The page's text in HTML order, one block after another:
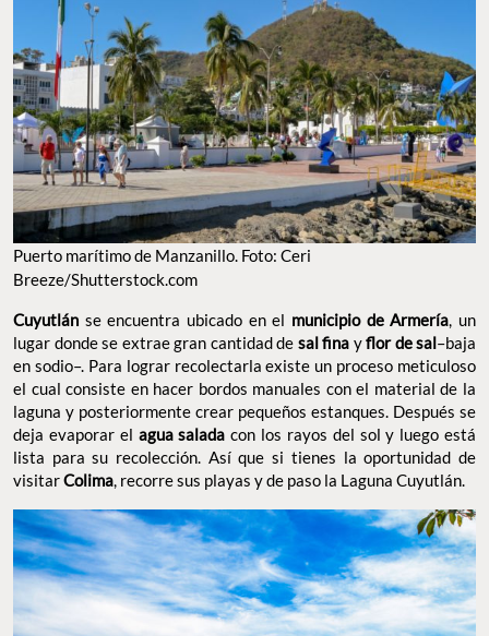
Puerto marítimo de Manzanillo. Foto: Ceri
Breeze/Shutterstock.com
Cuyutlán se encuentra ubicado en el municipio de Armería, un
lugar donde se extrae gran cantidad de sal fina yflor de sal–baja
en sodio–. Para lograr recolectarla existe un proceso meticuloso
el cual consiste en hacer bordos manuales con el material de la
laguna y posteriormente crear pequeños estanques. Después se
deja evaporar el agua salada con los rayos del sol y luego está
lista para su recolección. Así que si tienes la oportunidad de
visitarColima, recorre sus playas y de paso la Laguna Cuyutlán.